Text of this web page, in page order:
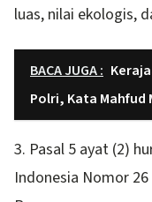
luas, nilai ekologis,
BACA JUGA :
Polri, Kata Mahfud
3. Pasal 5 ayat (2)
Indonesia Nomor